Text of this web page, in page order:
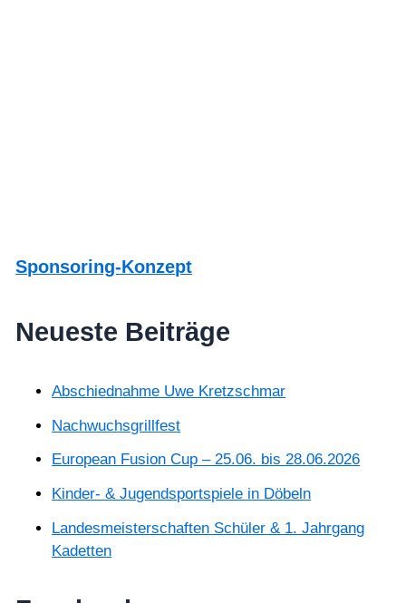
Sponsoring-Konzept
Neueste Beiträge
Abschiednahme Uwe Kretzschmar
Nachwuchsgrillfest
European Fusion Cup – 25.06. bis 28.06.2026
Kinder- & Jugendsportspiele in Döbeln
Landesmeisterschaften Schüler & 1. Jahrgang
Kadetten